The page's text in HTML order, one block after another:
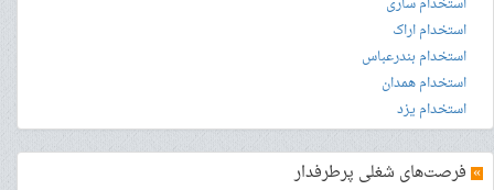
استخدام اراک
استخدام بندرعباس
استخدام همدان
استخدام یزد
» فرصت‌های شغلی پرطرفدار